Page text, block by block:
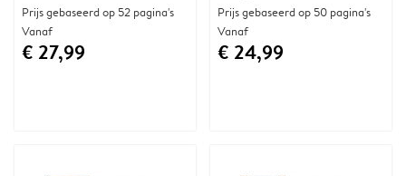
Prijs gebaseerd op 52 pagina's
Vanaf
€ 27,99
Prijs gebaseerd op 50 pagina's
Vanaf
€ 24,99